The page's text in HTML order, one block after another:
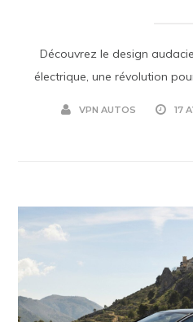
Découvrez le design
électrique, une révolution
VPN AUTOS 17